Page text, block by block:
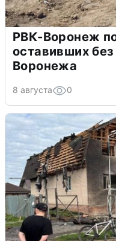
РВК-Воронеж
оставивших
Воронежа
8 августа 0